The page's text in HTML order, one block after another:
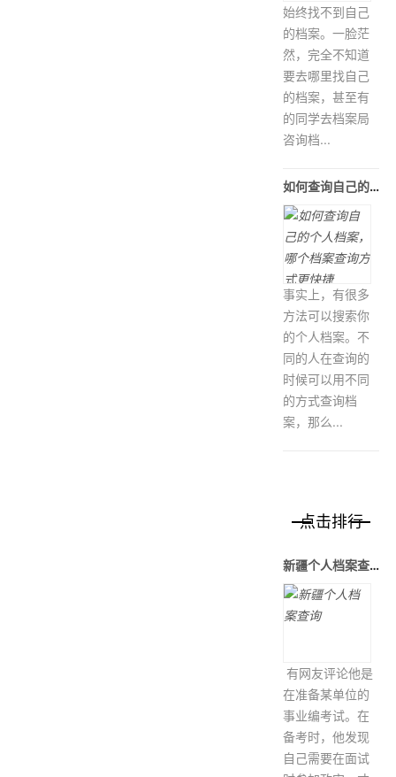
始终找不到自己
的档案。一脸茫
然，完全不知道
要去哪里找自己
的档案，甚至有
的同学去档案局
咨询档...
如何查询自己的个人档案，哪个档案查询方式更快捷
事实上，有很多
方法可以搜索你
的个人档案。不
同的人在查询的
时候可以用不同
的方式查询档
案，那么...
点击排行
新疆个人档案查询
有网友评论他是
在准备某单位的
事业编考试。在
备考时，他发现
自己需要在面试